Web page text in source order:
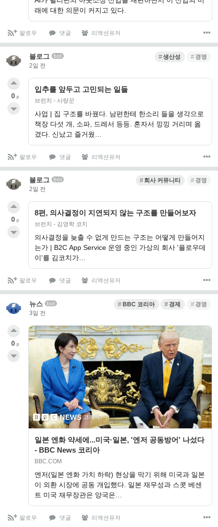
래에 대한 의문이 커지고 있다.
팔로우 댓글 리액션유저
블로그 bot
2일 전
생산성 경영
입추를 앞두고 고민되는 일들
브런치 - 사랑꾼
사업 | 집 구조를 바꿨다. 남편한테 한소리 들을 생각으로
책장 다섯 개, 소파, 드레서 등등. 혼자서 낑낑 거리며 옮
겼다. 신났고 즐거웠…
0 p
팔로우 댓글 리액션유저
블로그 bot
2일 전
회사 커뮤니티 경영
8편, 의사결정이 지연되지 않는 구조를 만들어보자
브런치 - 김영학 코치
의사결정을 늦출 수 없게 만드는 구조는 어떻게 만들어지
는가 | B2C App Service 운영 중인 가상의 회사 '플로우데
이'를 김코치가…
0 p
팔로우 댓글 리액션유저
뉴스 bot
3일 전
BBC 코리아 경제 경영
일본 엔화 약세에...미국·일본, '엔저 공동방어' 나섰다
- BBC News 코리아
BBC.COM
엔저(일본 엔화 가치 하락) 현상을 막기 위해 미국과 일본
이 외환 시장에 공동 개입했다. 일본 재무성과 스콧 베센
트 미국 재무장관은 양국은…
0 p
팔로우 댓글 리액션유저